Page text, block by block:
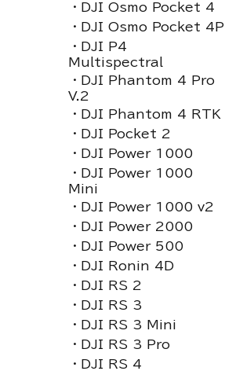
・DJI Osmo Pocket 4
・DJI Osmo Pocket 4P
・DJI P4
Multispectral
・DJI Phantom 4 Pro
V.2
・DJI Phantom 4 RTK
・DJI Pocket 2
・DJI Power 1000
・DJI Power 1000
Mini
・DJI Power 1000 v2
・DJI Power 2000
・DJI Power 500
・DJI Ronin 4D
・DJI RS 2
・DJI RS 3
・DJI RS 3 Mini
・DJI RS 3 Pro
・DJI RS 4